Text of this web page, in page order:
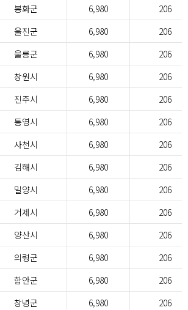
봉화군 6,980
206
울진군 6,980
206
울릉군 6,980
206
창원시 6,980
206
진주시 6,980
206
통영시 6,980
206
사천시 6,980
206
김해시 6,980
206
밀양시 6,980
206
거제시 6,980
206
양산시 6,980
206
의령군 6,980
206
함안군 6,980
206
창녕군 6,980
206